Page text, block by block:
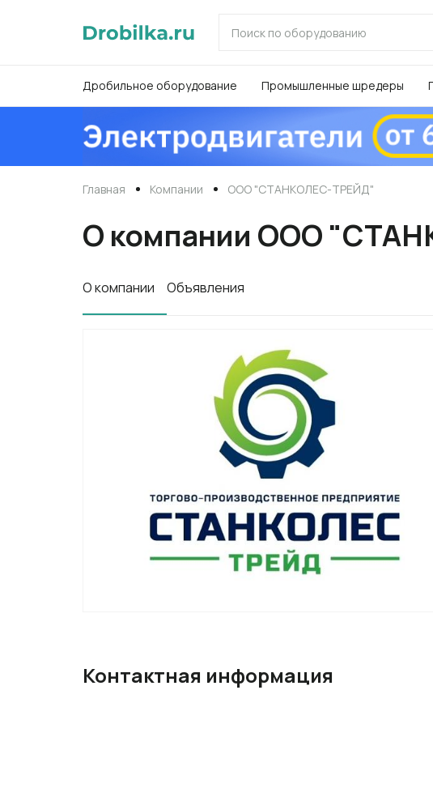
Дробильное оборудование Промышленные шредеры
Главная Компании ООО "СТАНКОЛЕС-ТРЕЙД"
О компании ООО
О компании Объявления
Контактная информация